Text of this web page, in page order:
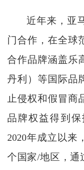
近年来，亚
门合作，在全球
合作品牌涵盖乐
丹利）等国际品
止侵权和假冒商
品牌权益得到
2020年成立以来
个国家/地区，通